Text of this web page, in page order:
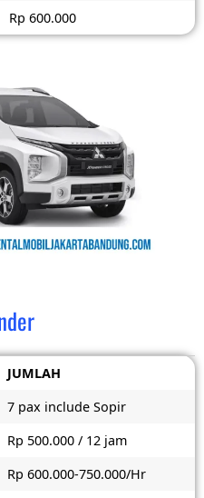
Rp 600.000
JUMLAH
7 pax include Sopir
Rp 500.000 / 12 jam
Rp 600.000-750.000/Hr